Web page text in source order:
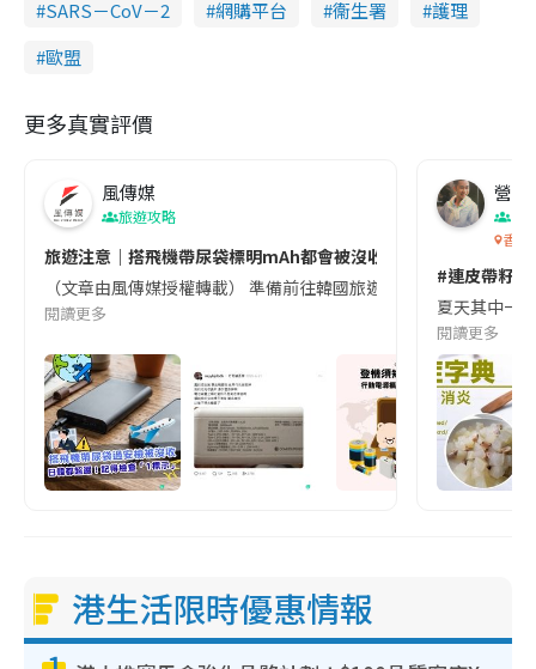
SARS－CoV－2
網購平台 衞生署
護理
歐盟
更多真實評價
風傳媒
旅遊攻略
旅遊注意｜搭飛機帶尿袋標明mAh都會被沒收😱出發前切記檢查
（文章由風傳媒授權轉載） 準備前往韓國旅遊的民眾，近期要
閱讀更多
營養
香港
#連皮帶籽
夏天其中一
閱讀更多
港生活限時優惠情報